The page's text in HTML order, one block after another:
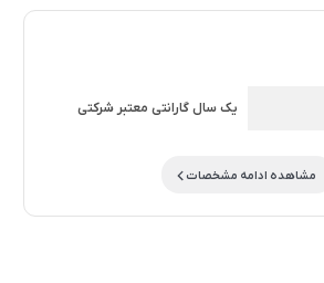
یک سال گارانتی معتبر شرکتی
مشاهده ادامه مشخصات